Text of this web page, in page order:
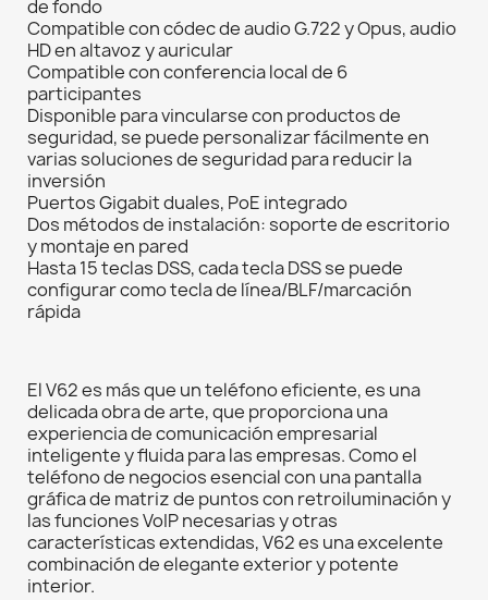
de fondo
Compatible con códec de audio G.722 y Opus, audio
HD en altavoz y auricular
Compatible con conferencia local de 6
participantes
Disponible para vincularse con productos de
seguridad, se puede personalizar fácilmente en
varias soluciones de seguridad para reducir la
inversión
Puertos Gigabit duales, PoE integrado
Dos métodos de instalación: soporte de escritorio
y montaje en pared
Hasta 15 teclas DSS, cada tecla DSS se puede
configurar como tecla de línea/BLF/marcación
rápida
El V62 es más que un teléfono eficiente, es una
delicada obra de arte, que proporciona una
experiencia de comunicación empresarial
inteligente y fluida para las empresas. Como el
teléfono de negocios esencial con una pantalla
gráfica de matriz de puntos con retroiluminación y
las funciones VoIP necesarias y otras
características extendidas, V62 es una excelente
combinación de elegante exterior y potente
interior.